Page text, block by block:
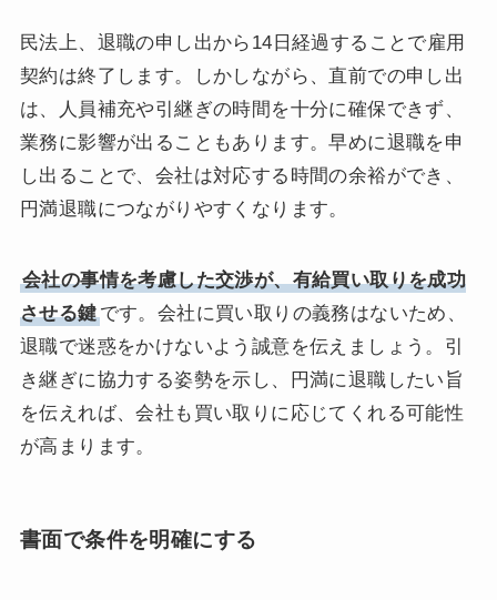
民法上、退職の申し出から14日経過することで雇用
契約は終了します。しかしながら、直前での申し出
は、人員補充や引継ぎの時間を十分に確保できず、
業務に影響が出ることもあります。早めに退職を申
し出ることで、会社は対応する時間の余裕ができ、
円満退職につながりやすくなります。
会社の事情を考慮した交渉が、有給買い取りを成功
させる鍵です。会社に買い取りの義務はないため、
退職で迷惑をかけないよう誠意を伝えましょう。引
き継ぎに協力する姿勢を示し、円満に退職したい旨
を伝えれば、会社も買い取りに応じてくれる可能性
が高まります。
書面で条件を明確にする